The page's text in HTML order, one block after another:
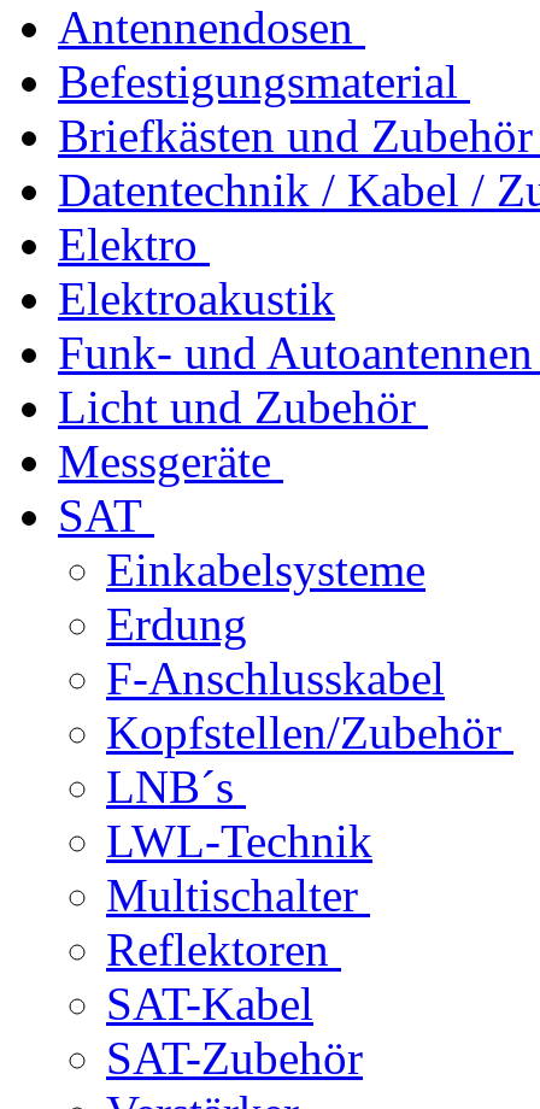
Antennendosen
Befestigungsmaterial
Briefkästen und Zubehör
Datentechnik / Kabel /
Elektro
Elektroakustik
Funk- und Autoantennen
Licht und Zubehör
Messgeräte
SAT
Einkabelsysteme
Erdung
F-Anschlusskabel
Kopfstellen/Zubehör
LNB´s
LWL-Technik
Multischalter
Reflektoren
SAT-Kabel
SAT-Zubehör